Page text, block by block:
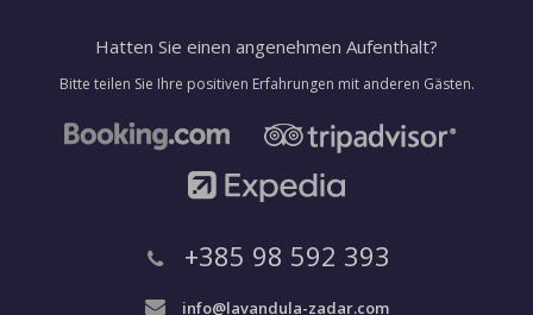
Hatten Sie einen angenehmen Aufenthalt?
Bitte teilen Sie Ihre positiven Erfahrungen mit anderen Gästen.
+385 98 592 393
info@lavandula-zadar.com